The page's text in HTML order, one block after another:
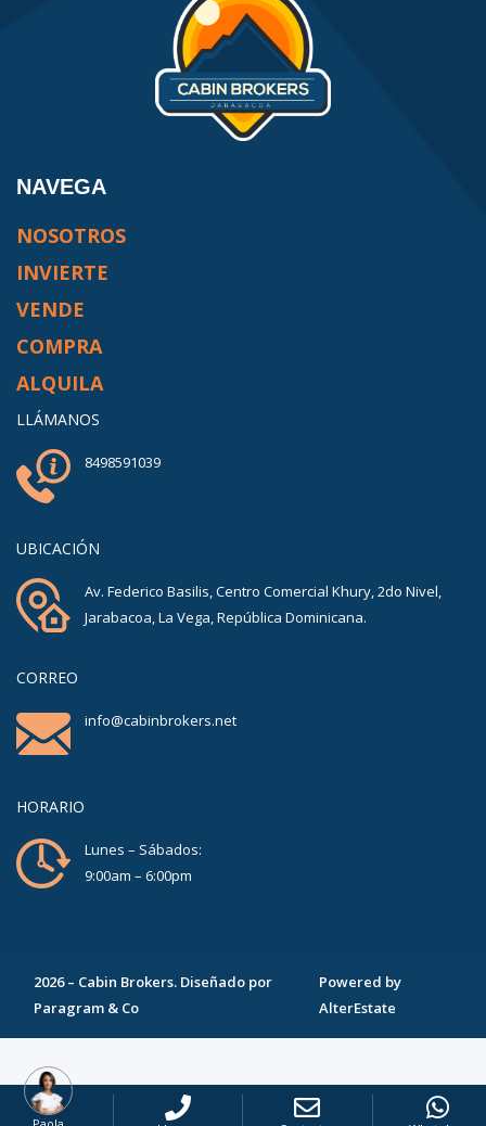
NAVEGA
NOSOTROS
INVIERTE
VENDE
COMPRA
ALQUILA
LLÁMANOS
8498591039
UBICACIÓN
Av. Federico Basilis, Centro Comercial Khury, 2do Nivel,
Jarabacoa, La Vega, República Dominicana.
CORREO
info@cabinbrokers.net
HORARIO
Lunes – Sábados:
9:00am – 6:00pm
2026– Cabin Brokers. Diseñado por
Paragram & Co
Powered by
AlterEstate